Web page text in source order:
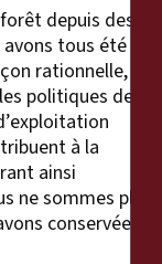
depuis des
tous été
rationnelle,
politiques de
à la
ainsi
ne sommes plus
conservée.